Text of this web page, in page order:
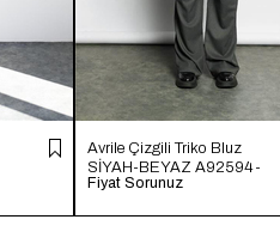
Avrile Çizgili Triko Bluz
SİYAH-BEYAZ A92594-
S
Fiyat Sorunuz